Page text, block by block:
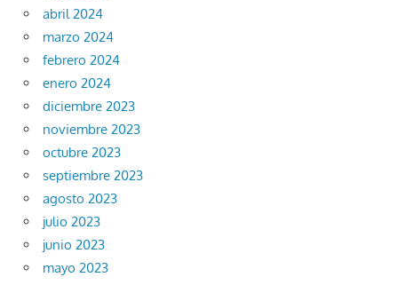
abril 2024
marzo 2024
febrero 2024
enero 2024
diciembre 2023
noviembre 2023
octubre 2023
septiembre 2023
agosto 2023
julio 2023
junio 2023
mayo 2023